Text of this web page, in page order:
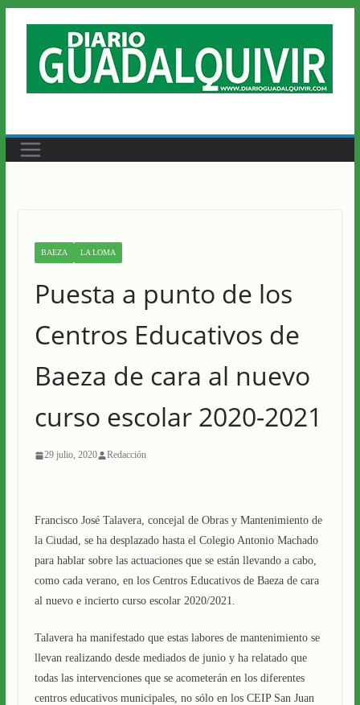
contenido
BAEZA LA LOMA
Puesta a punto de los
Centros Educativos de
Baeza de cara al nuevo
curso escolar 2020-2021
29 julio, 2020 Redacción
Francisco José Talavera, concejal de Obras y Mantenimiento de
la Ciudad, se ha desplazado hasta el Colegio Antonio Machado
para hablar sobre las actuaciones que se están llevando a cabo,
como cada verano, en los Centros Educativos de Baeza de cara
al nuevo e incierto curso escolar 2020/2021.
Talavera ha manifestado que estas labores de mantenimiento se
llevan realizando desde mediados de junio y ha relatado que
todas las intervenciones que se acometerán en los diferentes
centros educativos municipales, no sólo en los CEIP San Juan